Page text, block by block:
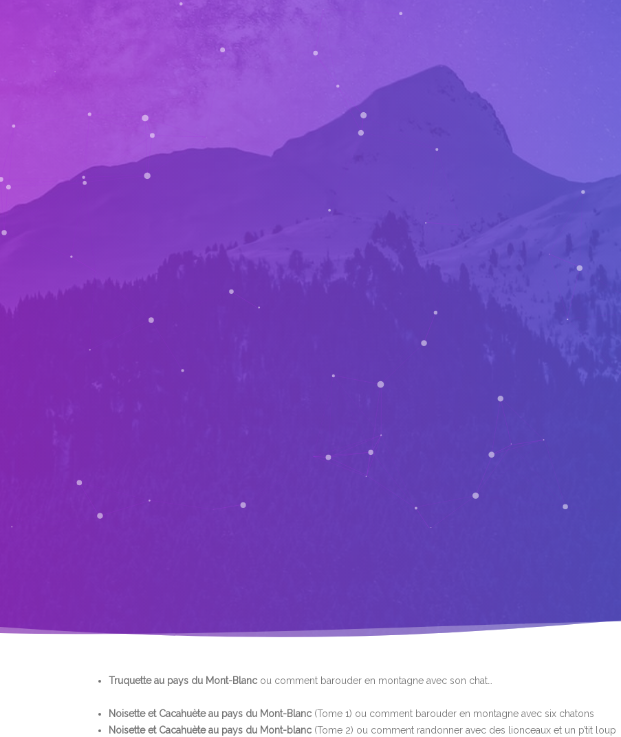
Truquette au pays du Mont-Blanc ou comment barouder en montagne avec son chat…
Noisette et Cacahuète au pays du Mont-Blanc (Tome 1) ou comment barouder en montagne avec six chatons
Noisette et Cacahuète au pays du Mont-blanc (Tome 2) ou comment randonner avec des lionceaux et un p’tit loup